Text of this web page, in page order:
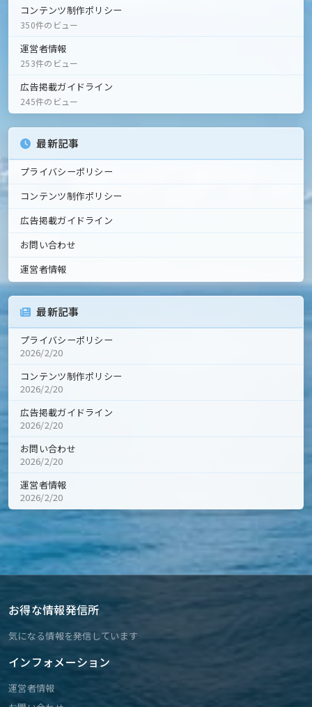
コンテンツ制作ポリシー
350件のビュー
運営者情報
253件のビュー
広告掲載ガイドライン
245件のビュー
最新記事
プライバシーポリシー
コンテンツ制作ポリシー
広告掲載ガイドライン
お問い合わせ
運営者情報
最新記事
プライバシーポリシー
2026/2/20
コンテンツ制作ポリシー
2026/2/20
広告掲載ガイドライン
2026/2/20
お問い合わせ
2026/2/20
運営者情報
2026/2/20
お得な情報発信所
気になる情報を発信しています
インフォメーション
運営者情報